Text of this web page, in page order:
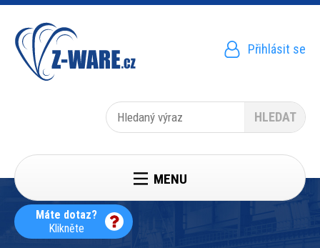
Přejít
hlavnímu
obsahu
Menu
účtu
Přihlásit se
Hledat
Máte dotaz?
Klikněte
MENU